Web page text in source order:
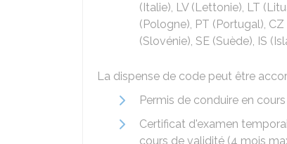
(Italie), LV (Lettonie), LT
(Pologne), PT (Portugal),
(Slovénie), SE (Suède), IS
La dispense de code peut être
Permis de conduire en
Certificat d'examen
cours de validité (4 mois